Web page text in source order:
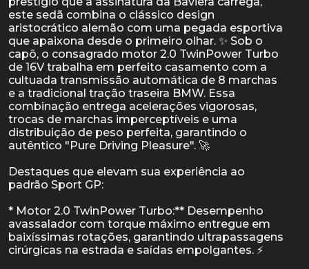
este sedã combina o clássico design
aristocrático alemão com uma pegada esportiva
que apaixona desde o primeiro olhar. ✨ Sob o
capô, o consagrado motor 2.0 TwinPower Turbo
de 16V trabalha em perfeito casamento com a
cultuada transmissão automática de 8 marchas
e a tradicional tração traseira BMW. Essa
combinação entrega acelerações vigorosas,
trocas de marchas imperceptíveis e uma
distribuição de peso perfeita, garantindo o
autêntico "Pure Driving Pleasure". 🚀
Destaques que elevam sua experiência ao
padrão Sport GP:
* Motor 2.0 TwinPower Turbo:** Desempenho
avassalador com torque máximo entregue em
baixíssimas rotações, garantindo ultrapassagens
cirúrgicas na estrada e saídas empolgantes. ⚡